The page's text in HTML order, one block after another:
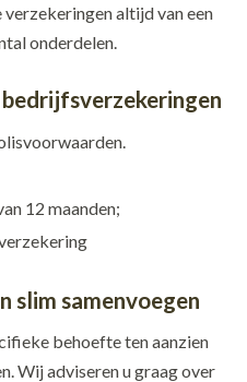
altijd van een
onderdelen.
12 maanden;
slim samenvoegen
behoefte ten aanzien
Wij adviseren u graag over